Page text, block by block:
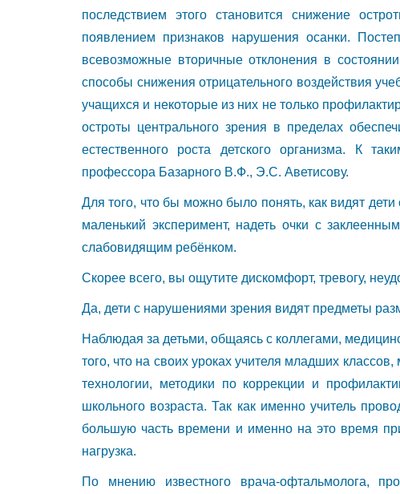
последствием этого становится снижение
появлением признаков нарушения осанки.
всевозможные вторичные отклонения в
способы снижения отрицательного воздействия
учащихся и некоторые из них не только
остроты центрального зрения в пределах
естественного роста детского организма. К
профессора Базарного В.Ф., Э.С. Аветисову.
Для того, что бы можно было понять, как видят
маленький эксперимент, надеть очки с
слабовидящим ребёнком.
Скорее всего, вы ощутите дискомфорт, тревогу,
Да, дети с нарушениями зрения видят предметы
Наблюдая за детьми, общаясь с коллегами,
того, что на своих уроках учителя младших
технологии, методики по коррекции и
школьного возраста. Так как именно учитель
большую часть времени и именно на это время
нагрузка.
По мнению известного врача-офтальмолога,